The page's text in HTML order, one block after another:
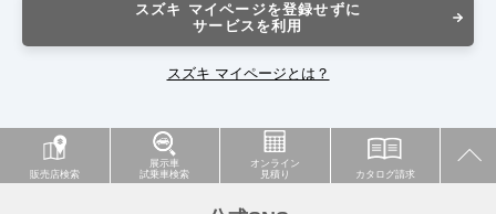
スズキ マイページを登録せずに
サービスを利用
スズキ マイページとは？
販売店検索
展示車
試乗車検索
オンライン
見積り
カタログ請求